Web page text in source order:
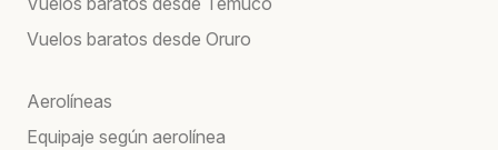
Vuelos baratos desde Oruro
Aerolíneas
Equipaje según aerolínea